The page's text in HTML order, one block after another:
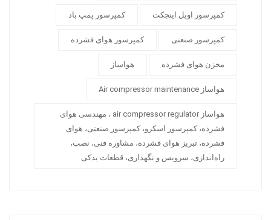
کمپرسور اویل اینجکت کمپرسور پمپ باد
کمپرسور صنعتی کمپرسور هوای فشرده
مخزن هوای فشرده هواساز
هواساز Air compressor maintenance
هواساز air compressor regulator ، مهندسی هوای
فشرده، کمپرسور اسکرو، کمپرسور صنعتی، هوای
فشرده، تبریز هوای فشرده، مشاوره فنی، نصب،
راه‌اندازی، سرویس و نگهداری، قطعات یدکی